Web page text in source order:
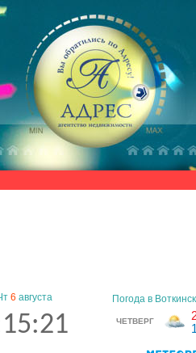
6 августа